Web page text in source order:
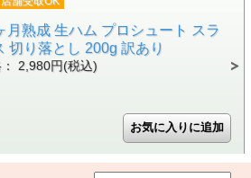
月熟成 生ハム プロシュート スラ
切り落とし 200g 訳あり
2,980円(税込)